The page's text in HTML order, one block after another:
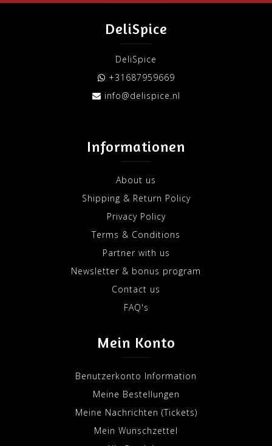
DeliSpice
DeliSpice
+31687959669
info@delispice.nl
Informationen
About us
Shipping & Return Policy
Privacy Policy
Terms & Conditions
Partner with us
Newsletter & bonus program
Contact us
FAQ's
Mein Konto
Benutzerkonto Information
Meine Bestellungen
Meine Nachrichten (Tickets)
Mein Wunschzettel